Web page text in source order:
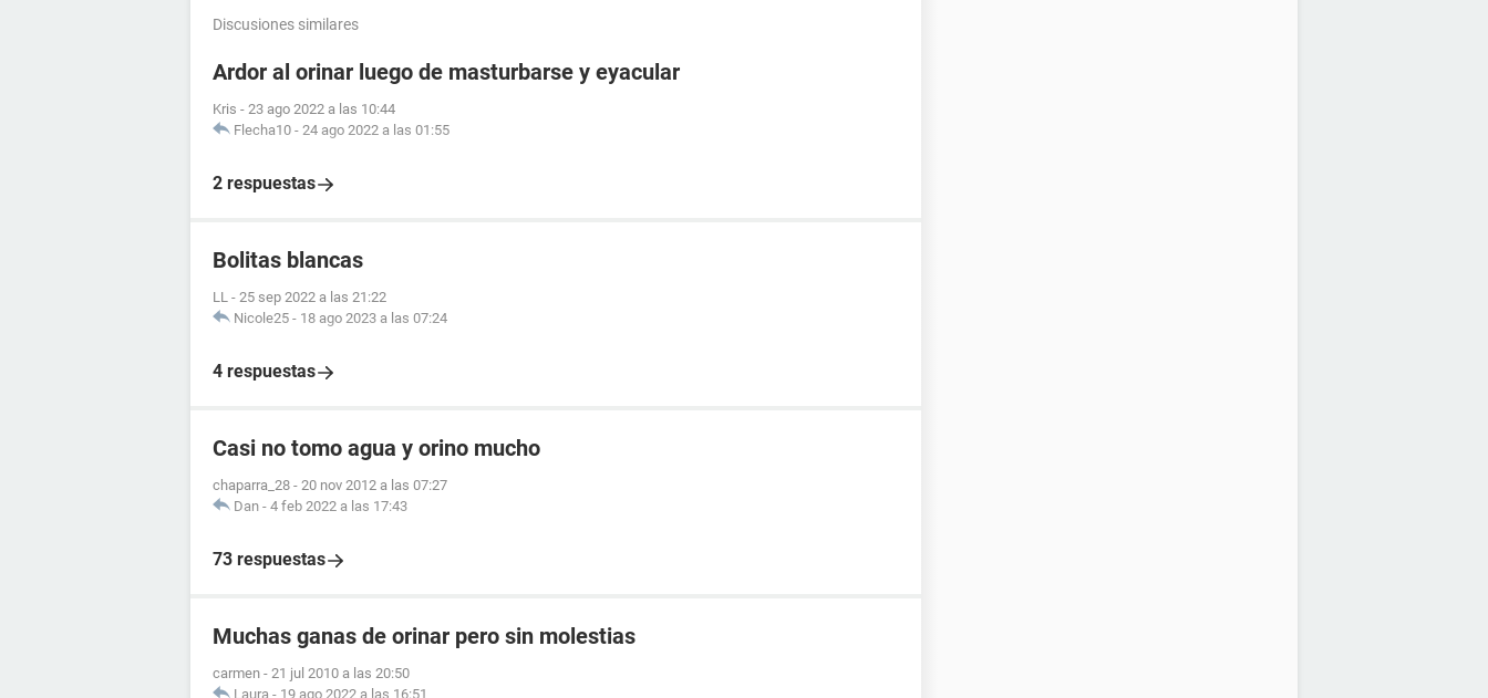
Discusiones similares
Ardor al orinar luego de masturbarse y eyacular
Kris - 23 ago 2022 a las 10:44
Flecha10 - 24 ago 2022 a las 01:55
2 respuestas
Bolitas blancas
LL - 25 sep 2022 a las 21:22
Nicole25 - 18 ago 2023 a las 07:24
4 respuestas
Casi no tomo agua y orino mucho
chaparra_28 - 20 nov 2012 a las 07:27
Dan - 4 feb 2022 a las 17:43
73 respuestas
Muchas ganas de orinar pero sin molestias
carmen - 21 jul 2010 a las 20:50
Laura - 19 ago 2022 a las 16:51